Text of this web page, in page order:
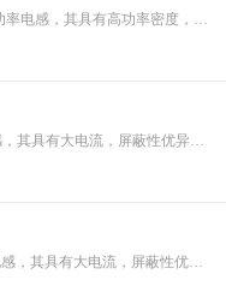
SKNR系列是水滴小一体成型功率电感，其具有高功率密度，屏蔽性出色等特性，适用于中大功率。
SWAI系列是合金磁胶功率电感，其具有大电流，屏蔽性优异等特性，应用广泛。
SWFI系列是铁氧体磁胶功率电感，其具有大电流，屏蔽性优异，性价比高等特性，应用广泛。